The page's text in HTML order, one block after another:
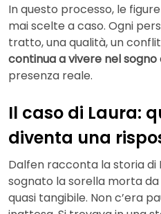
In questo processo, le
mai scelte a caso. Ogni
tratto, una qualità, un
continua a vivere nel
presenza reale.
Il caso di Laura:
diventa una
Dalfen racconta la storia di
sognato la sorella morta da
quasi tangibile. Non c’era